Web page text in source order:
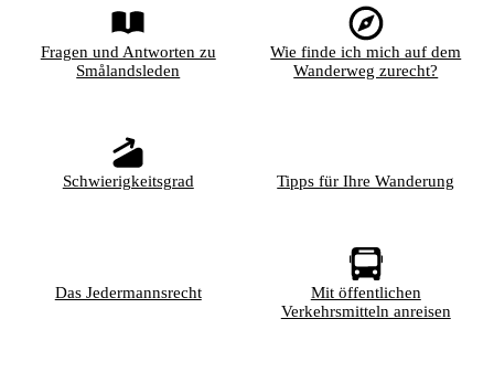
Fragen und Antworten zu
Smålandsleden
Wie finde ich mich auf dem
Wanderweg zurecht?
Schwierigkeitsgrad Tipps für Ihre Wanderung
Das Jedermannsrecht
Mit öffentlichen
Verkehrsmitteln anreisen